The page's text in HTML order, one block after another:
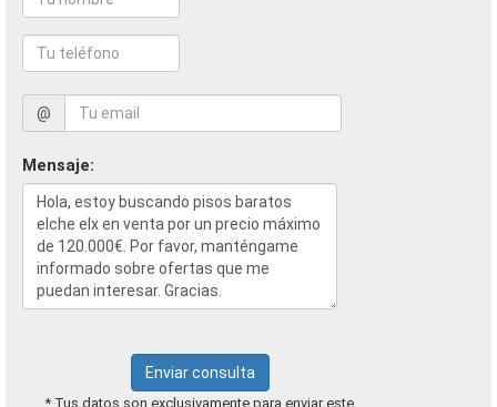
@
Mensaje:
Enviar consulta
* Tus datos son exclusivamente para enviar este